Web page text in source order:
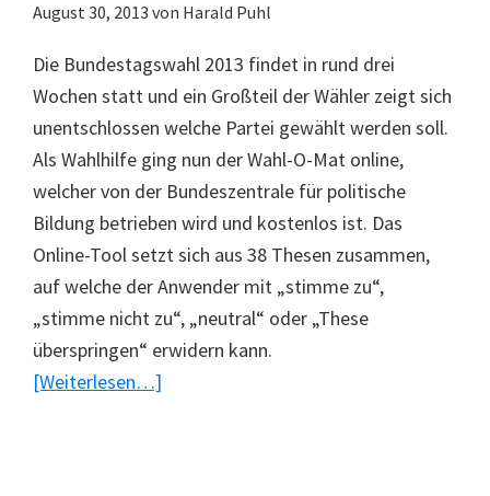
August 30, 2013 von Harald Puhl
Die Bundestagswahl 2013 findet in rund drei
Wochen statt und ein Großteil der Wähler zeigt sich
unentschlossen welche Partei gewählt werden soll.
Als Wahlhilfe ging nun der Wahl-O-Mat online,
welcher von der Bundeszentrale für politische
Bildung betrieben wird und kostenlos ist. Das
Online-Tool setzt sich aus 38 Thesen zusammen,
auf welche der Anwender mit „stimme zu“,
„stimme nicht zu“, „neutral“ oder „These
überspringen“ erwidern kann.
[Weiterlesen…]